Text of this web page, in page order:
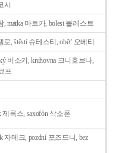
시
, matka 마트카, bolest 볼레스트
로, štěstí 슈테스티, obět' 오베티
비소키, knihovna 크니호브나,
프
제록스, saxofón 삭소폰
자메크, pozdní 포즈드니, bez